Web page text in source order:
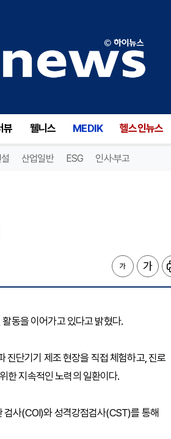
뷰 웰니스 MEDIK 헬스인뉴스
산업일반 ESG 인사·부고
동을 이어가고 있다고 밝혔다.
진단기기 제조 현장을 직접 체험하고, 진로
한 지속적인 노력의 일환이다.
검사(COI)와 성격강점검사(CST)를 통해